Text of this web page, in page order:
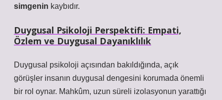
simgenin kaybıdır.
Duygusal Psikoloji Perspektifi: Empati,
Özlem ve Duygusal Dayanıklılık
Duygusal psikoloji açısından bakıldığında, açık
görüşler insanın duygusal dengesini korumada önemli
bir rol oynar. Mahkûm, uzun süreli izolasyonun yarattığı